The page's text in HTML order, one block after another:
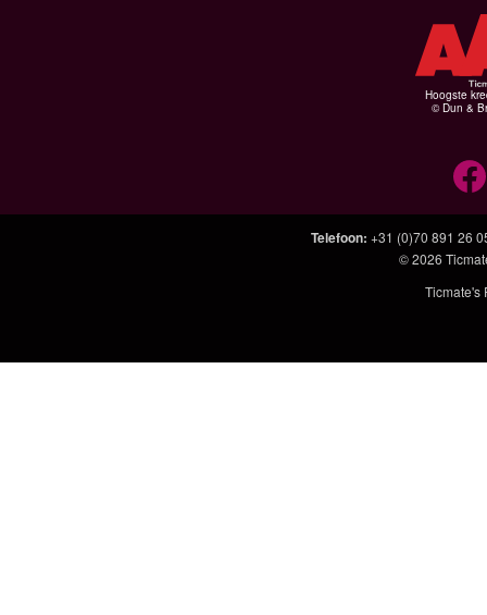
Hoogste
© Dun &
Telefoon: +31 (0)70 891 26
© 2026
Ticmate's